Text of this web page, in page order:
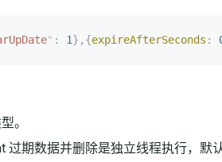
" : 1},{expireAfterSeconds :
。
期数据并删除是独立线程执行，默